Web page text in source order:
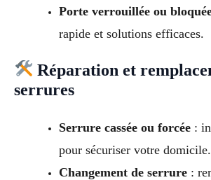
Porte verrouillée ou
rapide et solutions efficaces.
Réparation et
serrures
Serrure cassée ou forcée:
pour sécuriser votre domicile.
Changement de serrure: